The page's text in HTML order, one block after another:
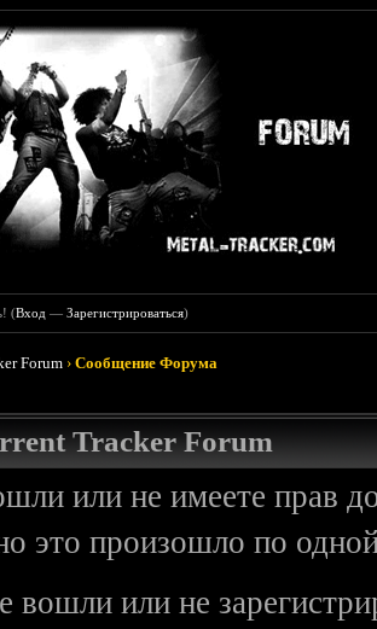
(Вход —Зарегистрироваться)
Forum ›Сообщение Форума
Tracker Forum
или не имеете прав
это произошло по
вошли или не